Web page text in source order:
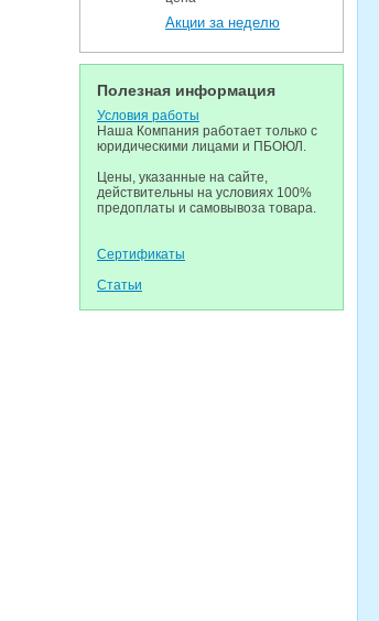
Акции за неделю
Полезная информация
Условия работы
Наша Компания работает только с
юридическими лицами и ПБОЮЛ.
Цены, указанные на сайте,
действительны на условиях 100%
предоплаты и самовывоза товара.
Сертификаты
Статьи